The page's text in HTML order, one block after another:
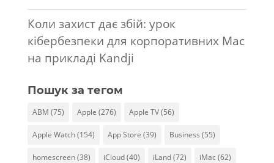
Коли захист дає збій: урок
кібербезпеки для корпоративних Mac
на прикладі Kandji
Пошук за тегом
ABM (75) Apple (276) Apple TV(56)
Apple Watch(154) App Store (39) Business (55)
homescreen(38) iCloud(40) iLand(72) iMac (62)